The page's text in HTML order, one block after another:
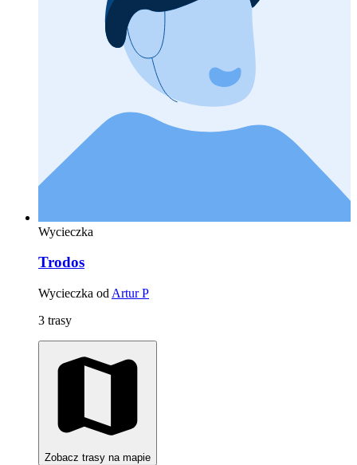
Wycieczka
Trodos
Wycieczka od Artur P
3 trasy
Zobacz trasy na mapie